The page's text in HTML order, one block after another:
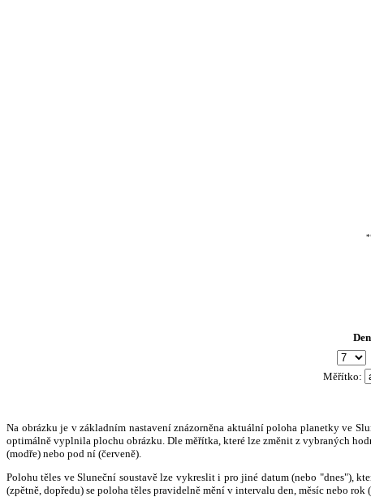
Den
Měřítko:
Na obrázku je v základním nastavení znázorněna aktuální poloha planetky ve
optimálně vyplnila plochu obrázku. Dle měřítka, které lze změnit z vybraných
(modře) nebo pod ní (červeně).
Polohu těles ve Sluneční soustavě lze vykreslit i pro jiné datum (nebo "dnes"),
(zpětně, dopředu) se poloha těles pravidelně mění v intervalu den, měsíc nebo